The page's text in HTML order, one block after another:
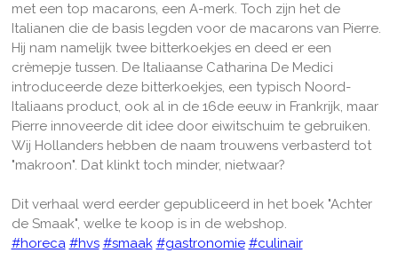
met een top macarons, een A-merk. Toch zijn het de
Italianen die de basis legden voor de macarons van Pierre.
Hij nam namelijk twee bitterkoekjes en deed er een
crèmepje tussen. De Italiaanse Catharina De Medici
introduceerde deze bitterkoekjes, een typisch Noord-
Italiaans product, ook al in de 16de eeuw in Frankrijk, maar
Pierre innoveerde dit idee door eiwitschuim te gebruiken.
Wij Hollanders hebben de naam trouwens verbasterd tot
"makroon". Dat klinkt toch minder, nietwaar?
Dit verhaal werd eerder gepubliceerd in het boek "Achter
de Smaak", welke te koop is in de webshop.
#horeca #hvs #smaak #gastronomie #culinair